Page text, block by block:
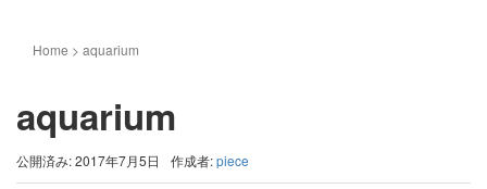
Home > aquarium
aquarium
公開済み: 2017年7月5日 作成者:piece